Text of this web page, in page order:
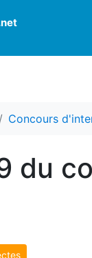
Concours
du